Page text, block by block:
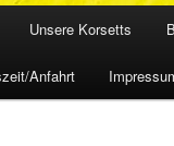
Unsere Korsetts
Anfahrt